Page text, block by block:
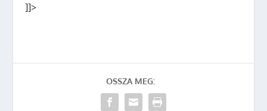
]]>
OSSZA MEG: